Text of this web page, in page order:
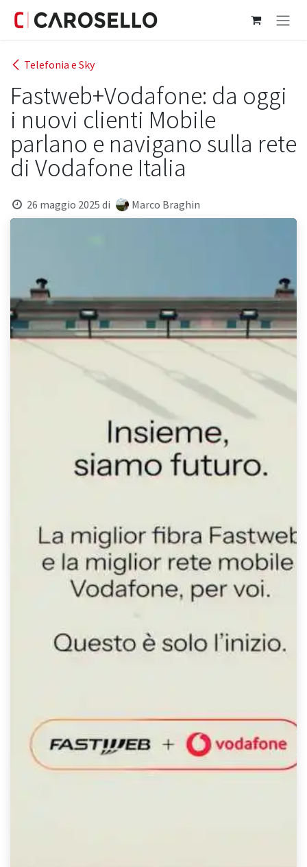
Telefonia e Sky
Fastweb+Vodafone: da oggi
i nuovi clienti Mobile
parlano e navigano sulla rete
di Vodafone Italia
26 maggio 2025 di Marco Braghin